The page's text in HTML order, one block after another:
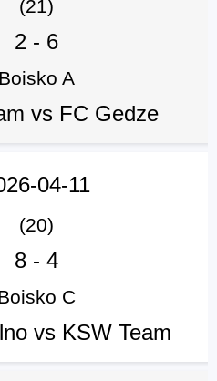
(21)
2 - 6
Boisko A
vs FC Gedze
04-11
(20)
8 - 4
C
vs KSW Team